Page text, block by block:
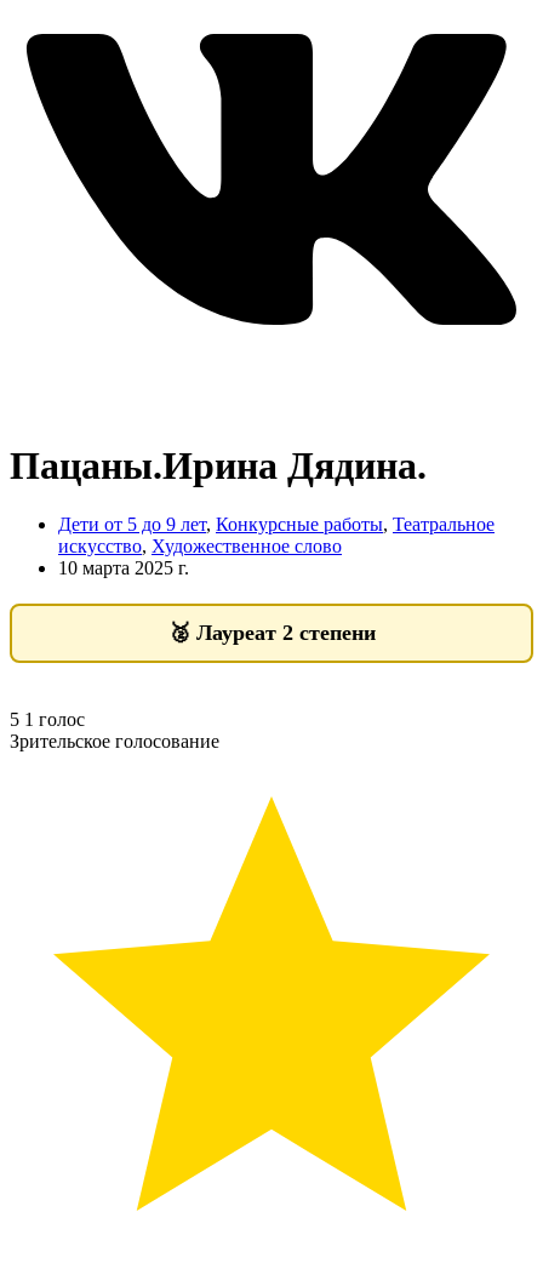
Пацаны.Ирина Дядина.
Дети от 5 до 9 лет, Конкурсные работы, Театральное
искусство, Художественное слово
10 марта 2025 г.
🥈 Лауреат 2 степени
5 1 голос
Зрительское голосование